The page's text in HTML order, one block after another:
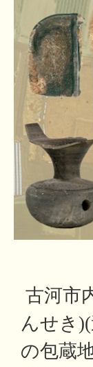
古河市
んせき
の包蔵